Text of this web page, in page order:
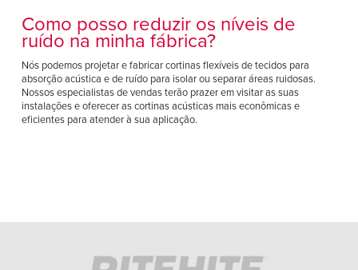
Como posso reduzir os níveis de
ruído na minha fábrica?
Nós podemos projetar e fabricar cortinas flexíveis de tecidos para
absorção acústica e de ruído para isolar ou separar áreas ruidosas.
Nossos especialistas de vendas terão prazer em visitar as suas
instalações e oferecer as cortinas acústicas mais econômicas e
eficientes para atender à sua aplicação.